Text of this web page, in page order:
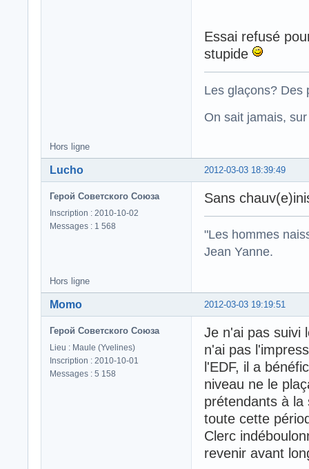
Essai refusé
stupide
Les glaçons? Des
On sait jamais,
Hors ligne
2012-03-03 18:39:49
Lucho
Герой Советского Союза
Inscription : 2010-10-02
Messages : 1 568
Sans
"Les hommes
Jean Yanne.
Hors ligne
2012-03-03 19:19:51
Momo
Герой Советского Союза
Lieu : Maule (Yvelines)
Inscription : 2010-10-01
Messages : 5 158
Je n'ai pas suivi
n'ai pas
l'EDF, il a
niveau ne le
prétendants à la
toute cette
Clerc
revenir avant